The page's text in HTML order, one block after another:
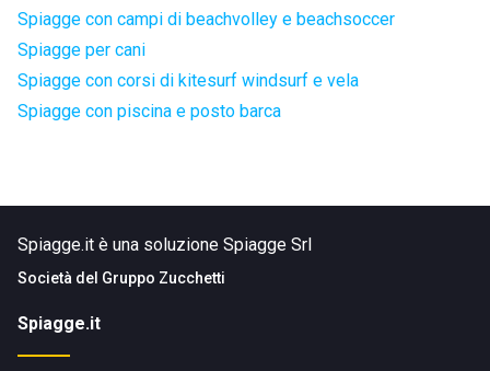
Spiagge con campi di beachvolley e beachsoccer
Spiagge per cani
Spiagge con corsi di kitesurf windsurf e vela
Spiagge con piscina e posto barca
Spiagge.it è una soluzione Spiagge Srl
Società del Gruppo Zucchetti
Spiagge.it